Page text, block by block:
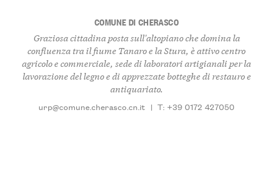
COMUNE DI CHERASCO
Graziosa cittadina posta sull'altopiano che domina la
confluenza tra il fiume Tanaro e la Stura, è attivo centro
agricolo e commerciale, sede di laboratori artigianali per la
lavorazione del legno e di apprezzate botteghe di restauro e
antiquariato.
urp@comune.cherasco.cn.it | T: +39 0172 427050